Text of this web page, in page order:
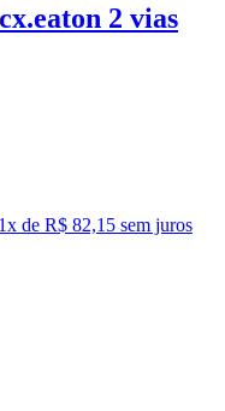
2 vias
1x de R$ 82,15 sem juros